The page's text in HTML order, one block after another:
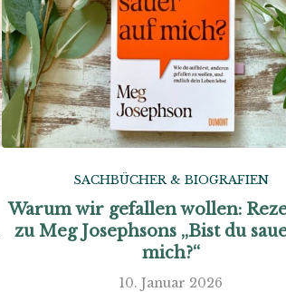
SACHBÜCHER & BIOGRAFIEN
Warum wir gefallen wollen:
zu Meg Josephsons „Bist du
mich?“
10. Januar 2026